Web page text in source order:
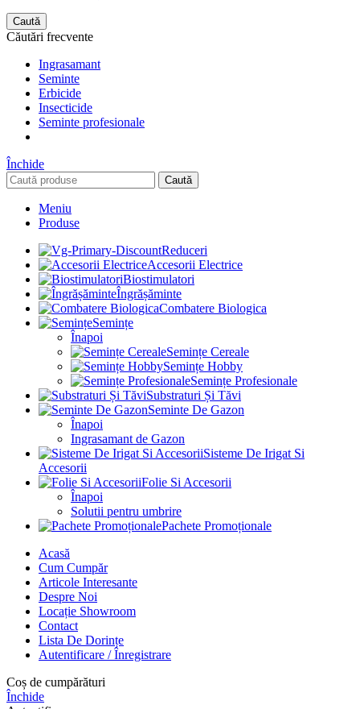
Caută
Căutări frecvente
Ingrasamant
Seminte
Erbicide
Insecticide
Seminte profesionale
Închide
Caută
Meniu
Produse
Reduceri
Accesorii Electrice
Biostimulatori
Îngrășăminte
Combatere Biologica
Semințe
Înapoi
Semințe Cereale
Semințe Hobby
Semințe Profesionale
Substraturi Și Tăvi
Seminte De Gazon
Înapoi
Ingrasamant de Gazon
Sisteme De Irigat Si
Accesorii
Folie Si Accesorii
Înapoi
Solutii pentru umbrire
Pachete Promoționale
Acasă
Cum Cumpăr
Articole Interesante
Despre Noi
Locație Showroom
Contact
Lista De Dorințe
Autentificare / Înregistrare
Coș de cumpărături
Închide